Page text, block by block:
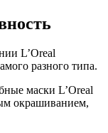
L’Oreal
разного типа.
маски L’Oreal
окрашиванием,